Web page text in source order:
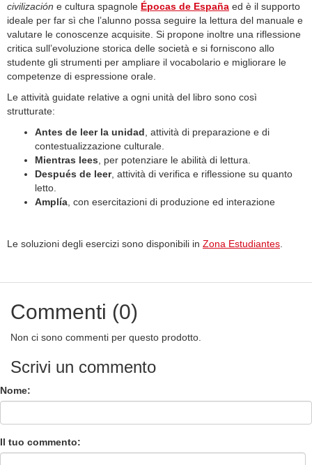
civilización e cultura spagnole Épocas de España ed è il supporto
ideale per far sì che l’alunno possa seguire la lettura del manuale e
valutare le conoscenze acquisite. Si propone inoltre una riflessione
critica sull’evoluzione storica delle società e si forniscono allo
studente gli strumenti per ampliare il vocabolario e migliorare le
competenze di espressione orale.
Le attività guidate relative a ogni unità del libro sono così
strutturate:
Antes de leer la unidad, attività di preparazione e di
contestualizzazione culturale.
Mientras lees, per potenziare le abilità di lettura.
Después de leer, attività di verifica e riflessione su quanto
letto.
Amplía, con esercitazioni di produzione ed interazione
Le soluzioni degli esercizi sono disponibili in Zona Estudiantes.
Commenti (0)
Non ci sono commenti per questo prodotto.
Scrivi un commento
Nome:
Il tuo commento: